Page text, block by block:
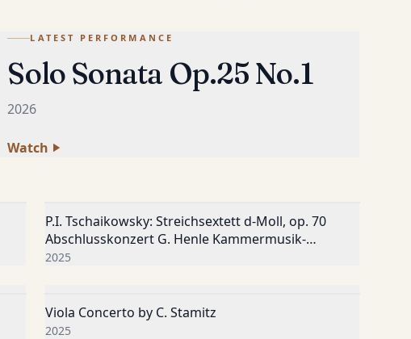
LATEST PERFORMANCE
Solo Sonata Op.25 No.1
2026
Watch
YouTube
P.I. Tschaikowsky: Streichsextett d-Moll, op. 70
Abschlusskonzert G. Henle Kammermusik-
Akademie 2025
2025
YouTube
Viola Concerto by C. Stamitz
2025